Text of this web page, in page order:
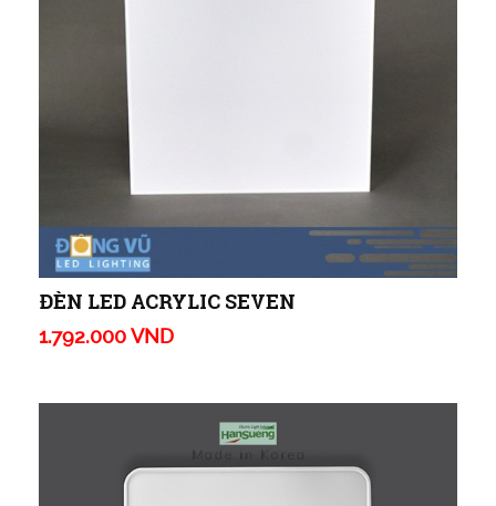
ĐÈN LED ACRYLIC SEVEN
1.792.000 VND